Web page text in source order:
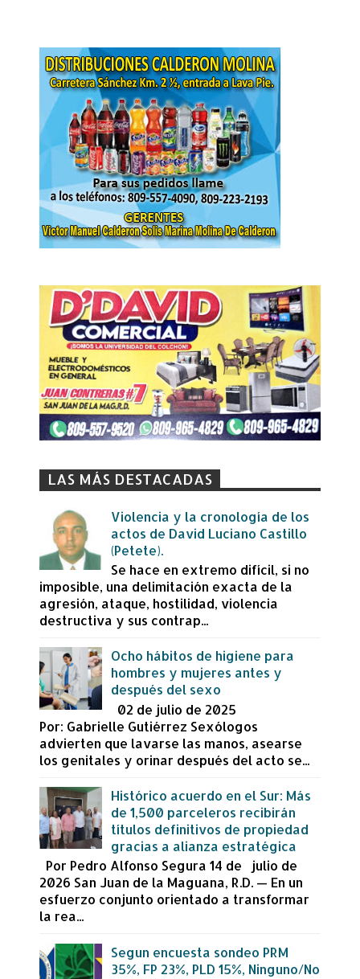
LAS MÁS DESTACADAS
Violencia y la cronología de los
actos de David Luciano Castillo
(Petete).
Se hace en extremo difícil, si no
imposible, una delimitación exacta de la
agresión, ataque, hostilidad, violencia
destructiva y sus contrap...
Ocho hábitos de higiene para
hombres y mujeres antes y
después del sexo
02 de julio de 2025
Por: Gabrielle Gutiérrez Sexólogos
advierten que lavarse las manos, asearse
los genitales y orinar después del acto se...
Histórico acuerdo en el Sur: Más
de 1,500 parceleros recibirán
títulos definitivos de propiedad
gracias a alianza estratégica
Por Pedro Alfonso Segura 14 de julio de
2026 San Juan de la Maguana, R.D. — En un
esfuerzo conjunto orientado a transformar
la rea...
Segun encuesta sondeo PRM
35%, FP 23%, PLD 15%, Ninguno/No